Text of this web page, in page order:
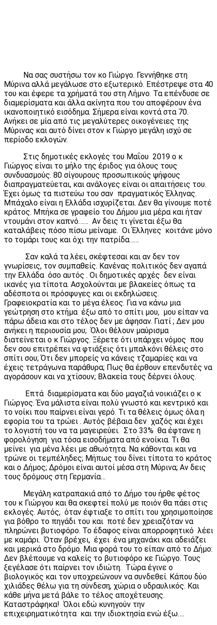
Να σας συστήσω τον κο Γιώργο. Γεννήθηκε στη
Μύρινα αλλά μεγάλωσε στο εξωτερικό. Επέστρεψε στα 40
του και έφερε τα χρήματά του στη Λήμνο. Τα επένδυσε σε
διαμερίσματα και άλλα ακίνητα που του αποφέρουν ένα
ικανοποιητικό εισόδημα. Σήμερα είναι κοντά στα 70.
Ανήκει σε μία από τις μεγαλύτερες οικογένειες της
Μύρινας και αυτό δίνει στον κ Γιώργο μεγάλη ισχύ σε
περίοδο εκλογών.
Στις δημοτικές εκλογές του Μαΐου 2019 ο κ
Γιώργος είναι το μήλο της έριδος για όλους τους
συνδυασμούς. 80 σίγουρους προσωπικούς ψήφους
διαπραγματεύεται, και ανάλογες είναι οι απαιτήσεις του.
Έχει όμως τα πιστεύω του σαν πραγματικός Έλληνας.
Μπάχαλο είναι η Ελλάδα ισχυρίζεται. Δεν θα γίνουμε ποτέ
κράτος. Μπήκα σε γραφείο του Δήμου μια μέρα και ήταν
ντουμάνι στον καπνό…… Αν δεις τι γίνεται έξω θα
καταλάβεις πόσο πίσω μείναμε. Οι Έλληνες κοιτάνε μόνο
το τομάρι τους και όχι την πατρίδα……
Σαν καλά τα λέει, σκέφτεσαι και αν δεν τον
γνωρίσεις, τον συμπαθείς. Κανένας πολιτικός δεν αγαπά
την Ελλάδα όσο αυτός . Οι δημοτικές αρχές δεν είναι
ικανές για τίποτα. Ασχολούνται με βλακείες όπως τα
αδέσποτα οι πρόσφυγες και οι εκδηλώσεις.
Γραφειοκρατία και το μέγα έλεος. Για να κάνω μια
γεώτρηση στο κτήμα έξω από το σπίτι μου, μου είπαν να
πάρω άδεια και στο τέλος δεν με άφησαν. Γιατί ; Δεν μου
ανήκει η περιουσία μου; Όλοι θέλουν μαύρισμα
διατείνεται ο κ Γιώργος. Ξέρετε ότι υπάρχει νόμος που
δεν σου επιτρέπει να φτιάξεις ότι μπαλκόνι θέλεις στο
σπίτι σου; Ότι δεν μπορείς να κάνεις τζαμαρίες και να
έχεις τετράγωνα παράθυρα; Πως θα έρθουν επενδυτές να
αγοράσουν και να χτίσουν; Βλακεία τους δέρνει όλους.
Επτά διαμερίσματα και δύο μαγαζιά νοικιάζει ο κ
Γιώργος. Ένα μάλιστα είναι πολύ γνωστό και κεντρικό και
το νοίκι που παίρνει είναι γερό. Τι τα θέλεις όμως όλα η
εφορία του τα τρώει . Αυτός βέβαια δεν χαζός και έχει
το λογιστή του να τα μαγειρεύει. Στο 33% θα έφτανε η
φορολόγηση για τόσα εισοδήματα από ενοίκια. Τι θα
μείνει για μένα λέει με αθωότητα. Να κάθονται και να
τρώνε οι τεμπέληδες; Μήπως του δίνει τίποτα το κράτος
και ο Δήμος; Δρόμοι είναι αυτοί μέσα στη Μύρινα; Αν δεις
τους δρόμους στη Γερμανία…
Μεγάλη κατραπακιά από το Δήμο του ήρθε φέτος
του κ Γιώργου και θα σκεφτεί πολύ με ποιόν θα πάει στις
εκλογές. Αυτός, όταν έφτιαξε το σπίτι του χρησιμοποίησε
για βόθρο το πηγάδι του και ποτέ δεν χρειαζόταν να
πληρώνει βυτιοφόρο. Το έδαφος είναι απορροφητικό λέει
με καμάρι. Όταν βρέχει, έχει ένα μηχανάκι και αδειάζει
και μερικά στο δρόμο. Μια φορά του το είπαν από το Δήμο:
Δεν βλέπουμε να καλείς το βυτιοφόρο κε Γιώργο. Τους
ξεγέλασε ότι παίρνει τον ιδιώτη. Τώρα έγινε ο
βιολογικός και τον υποχρεώνουν να συνδεθεί. Κάπου δύο
χιλιάδες θέλω για τη σύνδεση, χώρια ο υδραυλικός. Και
κάθε μήνα μετά βάλε το τέλος αποχέτευσης.
Καταστράφηκα! Όλοι εδώ κυνηγούν την
επιχειρηματικότητα και την ιδιοκτησία ενώ έξω….